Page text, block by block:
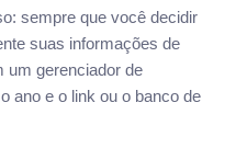
sempre que você decidir
suas informações de
um gerenciador de
ano e o link ou o banco de